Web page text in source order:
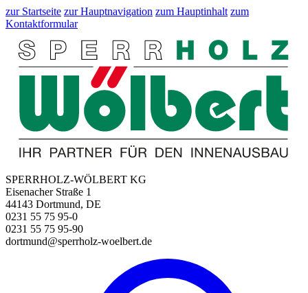
zur Startseite zur Hauptnavigation zum Hauptinhalt zum
Kontaktformular
SPERRHOLZ-WÖLBERT KG
Eisenacher Straße 1
44143 Dortmund, DE
0231 55 75 95-0
0231 55 75 95-90
dortmund@sperrholz-woelbert.de